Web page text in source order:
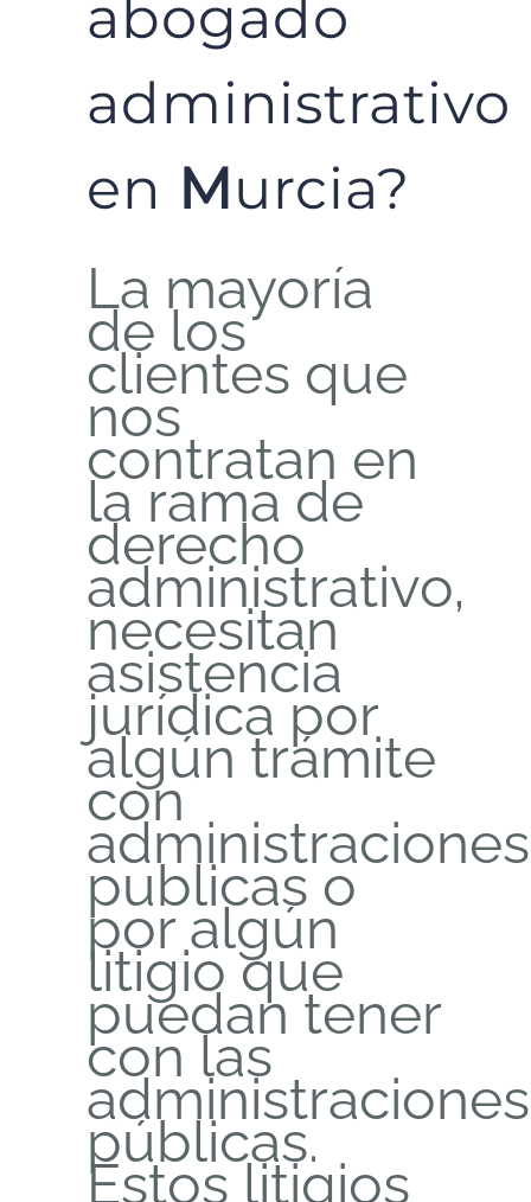
abogado
administrativo
en Murcia?
La mayoría
de los
clientes que
nos
contratan en
la rama de
derecho
administrativo,
necesitan
asistencia
jurídica por
algún trámite
con
administraciones
publicas o
por algún
litigio que
puedan tener
con las
administraciones
públicas.
Estos litigios